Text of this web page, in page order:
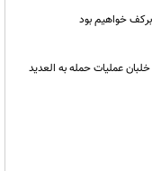
خواهیم بود
عملیات حمله به العدید